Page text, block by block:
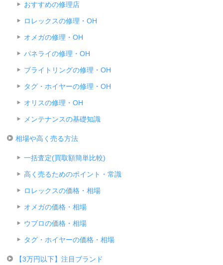
おすすめの修理店
ロレックスの修理・OH
オメガの修理・OH
パネライの修理・OH
ブライトリングの修理・OH
タグ・ホイヤーの修理・OH
オリスの修理・OH
メンテナンスの基礎知識
相場や高く売る方法
一括査定(買取額簡単比較)
高く売るためのポイント・常識
ロレックスの価格・相場
オメガの価格・相場
ウブロの価格・相場
タグ・ホイヤーの価格・相場
【3万円以下】注目ブランド